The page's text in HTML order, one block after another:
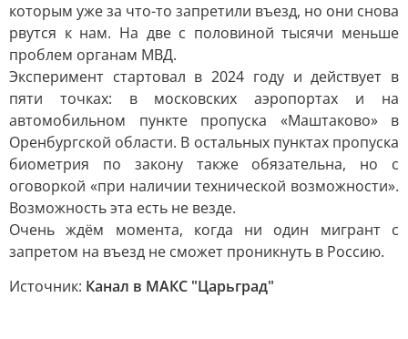
которым уже за что-то запретили въезд, но они снова
рвутся к нам. На две с половиной тысячи меньше
проблем органам МВД.
Эксперимент стартовал в 2024 году и действует в
пяти точках: в московских аэропортах и на
автомобильном пункте пропуска «Маштаково» в
Оренбургской области. В остальных пунктах пропуска
биометрия по закону также обязательна, но с
оговоркой «при наличии технической возможности».
Возможность эта есть не везде.
Очень ждём момента, когда ни один мигрант с
запретом на въезд не сможет проникнуть в Россию.
Источник: Канал в МАКС "Царьград"